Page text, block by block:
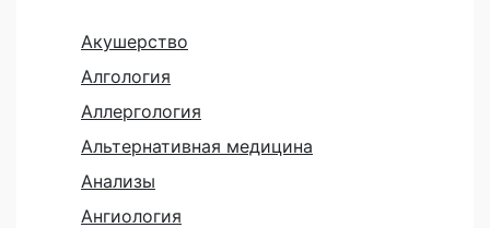
Акушерство
Алгология
Аллергология
Альтернативная медицина
Анализы
Ангиология